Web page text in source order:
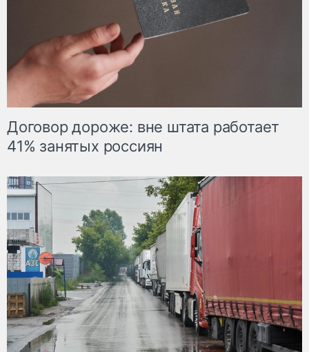
Договор дороже: вне штата работает
41% занятых россиян